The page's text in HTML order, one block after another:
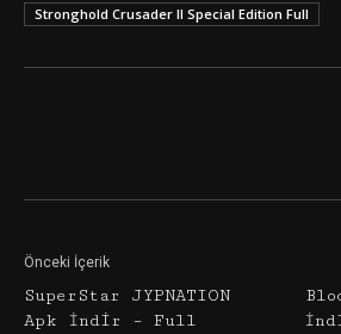
Stronghold Crusader II Special Edition Full
Önceki İçerik
SuperStar JYPNATION
Apk İndir – Full